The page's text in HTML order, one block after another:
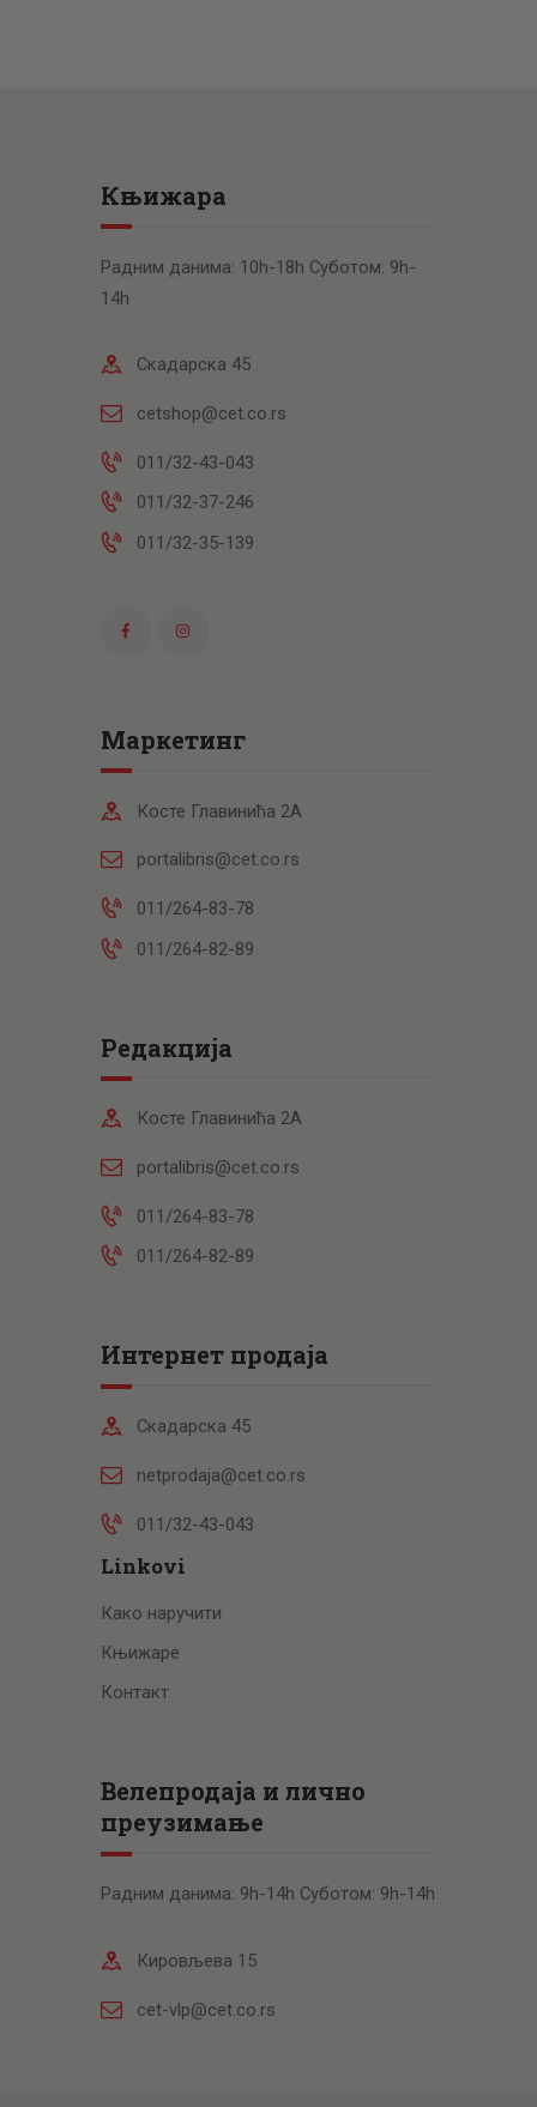
Књижара
Радним данима: 10h-18h Суботом: 9h-
14h
Скадарска 45
cetshop@cet.co.rs
011/32-43-043
011/32-37-246
011/32-35-139
Маркетинг
Косте Главинића 2А
portalibris@cet.co.rs
011/264-83-78
011/264-82-89
Редакција
Косте Главинића 2А
portalibris@cet.co.rs
011/264-83-78
011/264-82-89
Интернет продаја
Скадарска 45
netprodaja@cet.co.rs
011/32-43-043
Linkovi
Како наручити
Књижаре
Контакт
Велепродаја и лично
преузимање
Радним данима: 9h-14h Суботом: 9h-14h
Кировљева 15
cet-vlp@cet.co.rs